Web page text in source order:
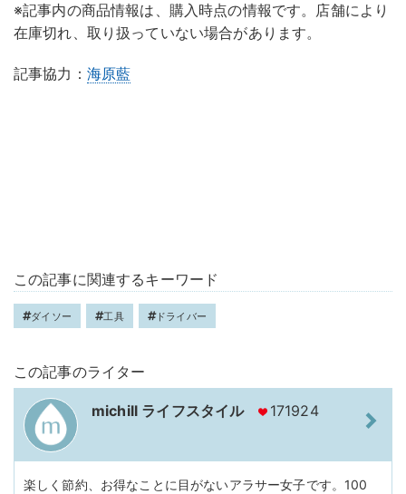
※記事内の商品情報は、購入時点の情報です。店舗により
在庫切れ、取り扱っていない場合があります。
記事協力： 海原藍
この記事に関連するキーワード
ダイソー 工具 ドライバー
この記事のライター
michill ライフスタイル 171924
楽しく節約、お得なことに目がないアラサー女子です。100